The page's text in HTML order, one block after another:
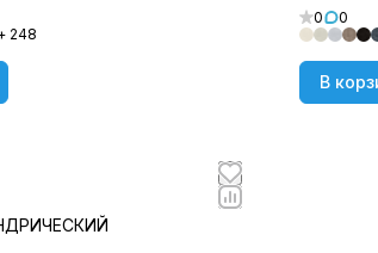
248
0
0
В